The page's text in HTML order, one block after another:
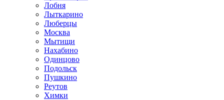
Лобня
Лыткарино
Люберцы
Москва
Мытищи
Нахабино
Одинцово
Подольск
Пушкино
Реутов
Химки